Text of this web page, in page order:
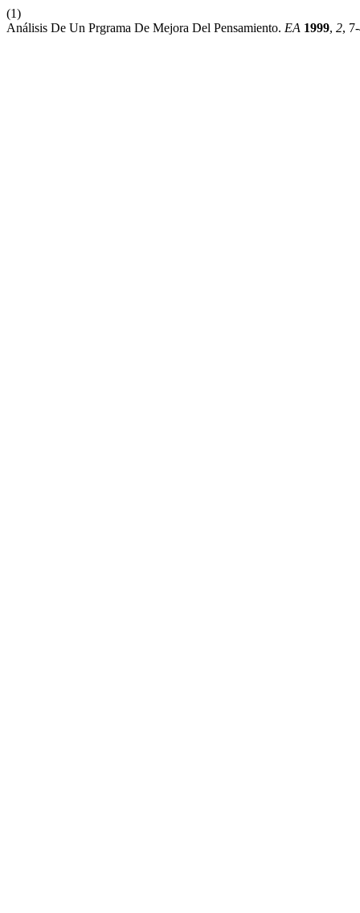
(1)
Análisis De Un Prgrama De Mejora Del Pensamiento. EA 1999, 2,